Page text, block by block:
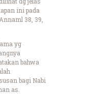
ini pada
38, 39,
yg
bahwa
bagi Nabi
as.